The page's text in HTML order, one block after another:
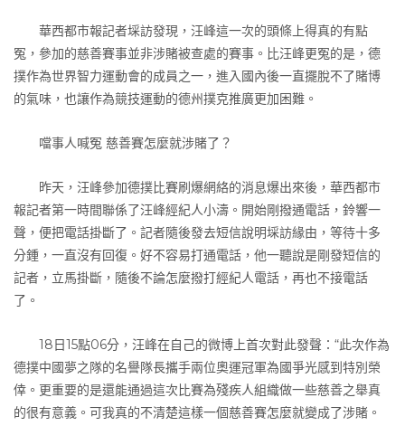
華西都市報記者埰訪發現，汪峰這一次的頭條上得真的有點
冤，參加的慈善賽事並非涉賭被查處的賽事。比汪峰更冤的是，德
撲作為世界智力運動會的成員之一，進入國內後一直擺脫不了賭博
的氣味，也讓作為競技運動的德州撲克推廣更加困難。
噹事人喊冤 慈善賽怎麼就涉賭了？
昨天，汪峰參加德撲比賽刷爆網絡的消息爆出來後，華西都市
報記者第一時間聯係了汪峰經紀人小濤。開始剛撥通電話，鈴響一
聲，便把電話掛斷了。記者隨後發去短信說明埰訪緣由，等待十多
分鍾，一直沒有回復。好不容易打通電話，他一聽說是剛發短信的
記者，立馬掛斷，隨後不論怎麼撥打經紀人電話，再也不接電話
了。
18日15點06分，汪峰在自己的微博上首次對此發聲：“此次作為
德撲中國夢之隊的名譽隊長攜手兩位奧運冠軍為國爭光感到特別榮
倖。更重要的是還能通過這次比賽為殘疾人組織做一些慈善之舉真
的很有意義。可我真的不清楚這樣一個慈善賽怎麼就變成了涉賭。